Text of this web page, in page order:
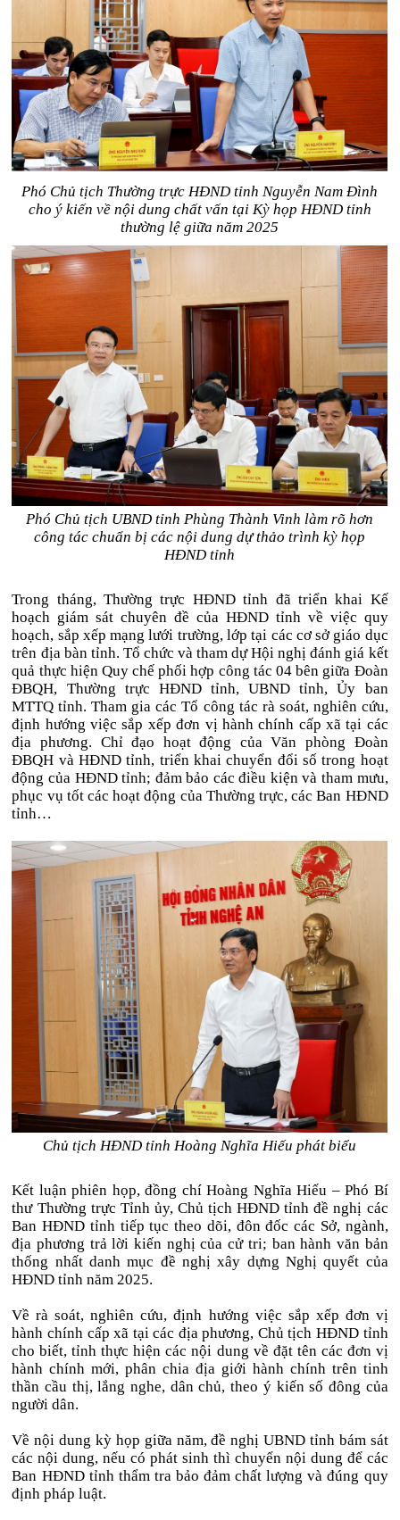
Phó Chủ tịch Thường trực HĐND tỉnh Nguyễn Nam Đình
cho ý kiến về nội dung chất vấn tại Kỳ họp HĐND tỉnh
thường lệ giữa năm 2025
Phó Chủ tịch UBND tỉnh Phùng Thành Vinh làm rõ hơn
công tác chuẩn bị các nội dung dự thảo trình kỳ họp
HĐND tỉnh
Trong tháng, Thường trực HĐND tỉnh đã triển khai Kế
hoạch giám sát chuyên đề của HĐND tỉnh về việc quy
hoạch, sắp xếp mạng lưới trường, lớp tại các cơ sở giáo dục
trên địa bàn tỉnh. Tổ chức và tham dự Hội nghị đánh giá kết
quả thực hiện Quy chế phối hợp công tác 04 bên giữa Đoàn
ĐBQH, Thường trực HĐND tỉnh, UBND tỉnh, Ủy ban
MTTQ tỉnh. Tham gia các Tổ công tác rà soát, nghiên cứu,
định hướng việc sắp xếp đơn vị hành chính cấp xã tại các
địa phương. Chỉ đạo hoạt động của Văn phòng Đoàn
ĐBQH và HĐND tỉnh, triển khai chuyển đổi số trong hoạt
động của HĐND tỉnh; đảm bảo các điều kiện và tham mưu,
phục vụ tốt các hoạt động của Thường trực, các Ban HĐND
tỉnh…
Chủ tịch HĐND tỉnh Hoàng Nghĩa Hiếu phát biểu
Kết luận phiên họp, đồng chí Hoàng Nghĩa Hiếu – Phó Bí
thư Thường trực Tỉnh ủy, Chủ tịch HĐND tỉnh đề nghị các
Ban HĐND tỉnh tiếp tục theo dõi, đôn đốc các Sở, ngành,
địa phương trả lời kiến nghị của cử tri; ban hành văn bản
thống nhất danh mục đề nghị xây dựng Nghị quyết của
HĐND tỉnh năm 2025.
Về rà soát, nghiên cứu, định hướng việc sắp xếp đơn vị
hành chính cấp xã tại các địa phương, Chủ tịch HĐND tỉnh
cho biết, tỉnh thực hiện các nội dung về đặt tên các đơn vị
hành chính mới, phân chia địa giới hành chính trên tinh
thần cầu thị, lắng nghe, dân chủ, theo ý kiến số đông của
người dân.
Về nội dung kỳ họp giữa năm, đề nghị UBND tỉnh bám sát
các nội dung, nếu có phát sinh thì chuyển nội dung để các
Ban HĐND tỉnh thẩm tra bảo đảm chất lượng và đúng quy
định pháp luật.